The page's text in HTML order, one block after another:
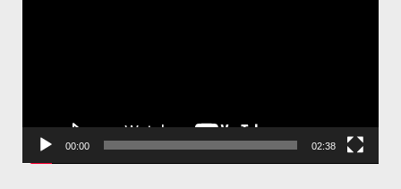
00:00 02:38